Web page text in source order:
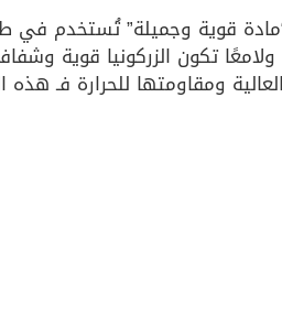
قوية وجميلة” تُستخدم في
تكون الزركونيا قوية
ومقاومتها للحرارة فـ هذه